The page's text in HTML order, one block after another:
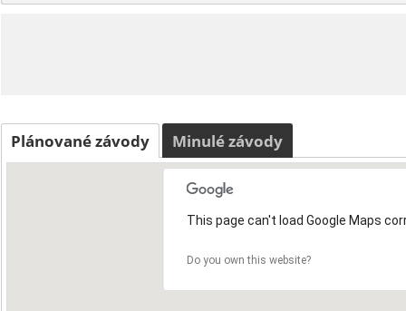
Plánované závody Minulé závody
This page can't load Google Maps
Do you own this website?